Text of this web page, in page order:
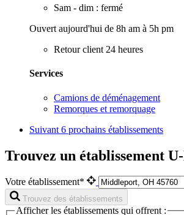
Sam - dim : fermé
Ouvert aujourd'hui de 8h am à 5h pm
Retour client 24 heures
Services
Camions de déménagement
Remorques et remorquage
Suivant 6 prochains établissements
Trouvez un établissement
Votre établissement*
Trouvez des établissements
Afficher les établissements qui offrent :